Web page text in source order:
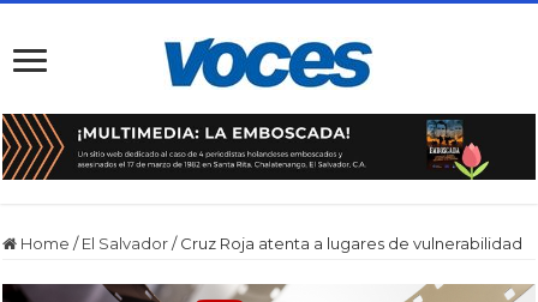
Home / El Salvador / Cruz Roja atenta a lugares de vulnerabilidad